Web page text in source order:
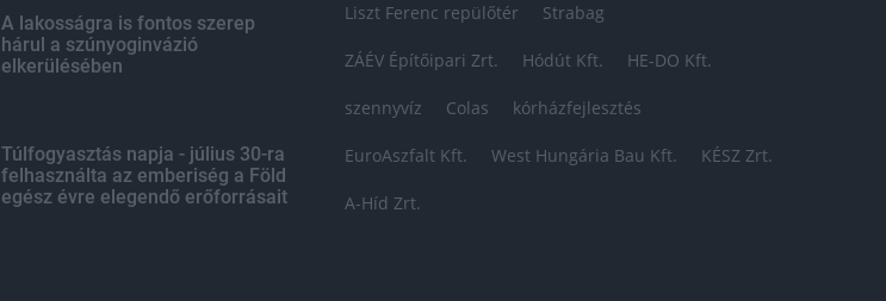
A lakosságra is fontos szerep
hárul a szúnyoginvázió
elkerülésében
Túlfogyasztás napja - július 30-ra
felhasználta az emberiség a Föld
egész évre elegendő erőforrásait
Liszt Ferenc repülőtér Strabag
ZÁÉV Építőipari Zrt. Hódút Kft. HE-DO Kft.
szennyvíz Colas kórházfejlesztés
EuroAszfalt Kft. West Hungária Bau Kft. KÉSZ Zrt.
A-Híd Zrt.